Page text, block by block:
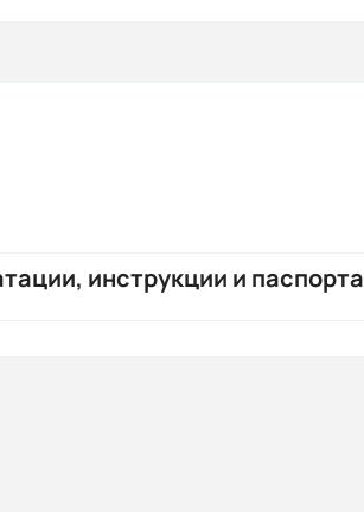
инструкции и паспорта